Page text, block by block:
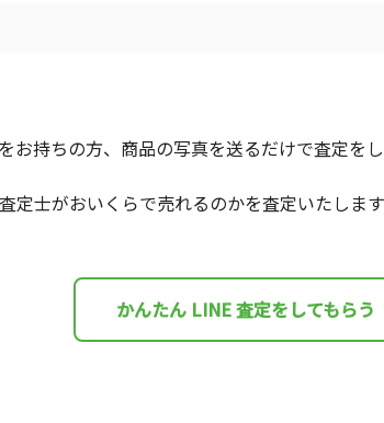
お持ちの方、商品の写真を送るだけで査定を
定士がおいくらで売れるのかを査定いたします
かんたん LINE 査定をしてもらう